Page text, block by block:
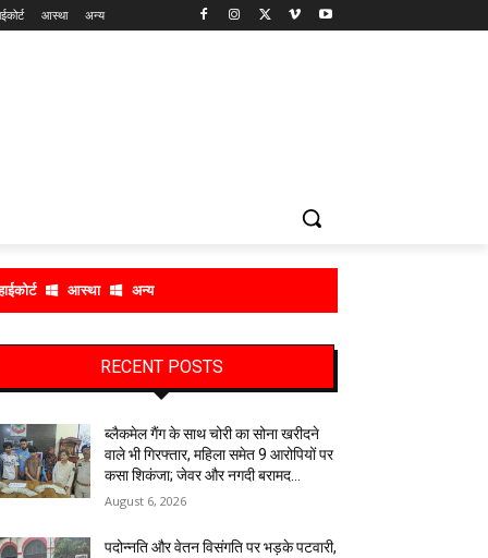
आस्था अन्य
आस्था अन्य
RECENT POSTS
ब्लैकमेल गैंग के साथ चोरी का सोना खरीदने
वाले भी गिरफ्तार, महिला समेत 9 आरोपियों पर
कसा शिकंजा; जेवर और नगदी बरामद…
August 6, 2026
पदोन्नति और वेतन विसंगति पर भड़के पटवारी,